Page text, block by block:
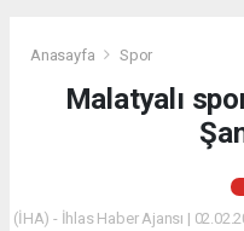
Anasayfa Spor
Malatyalı
(İHA) - İhlas Haber Ajansı |